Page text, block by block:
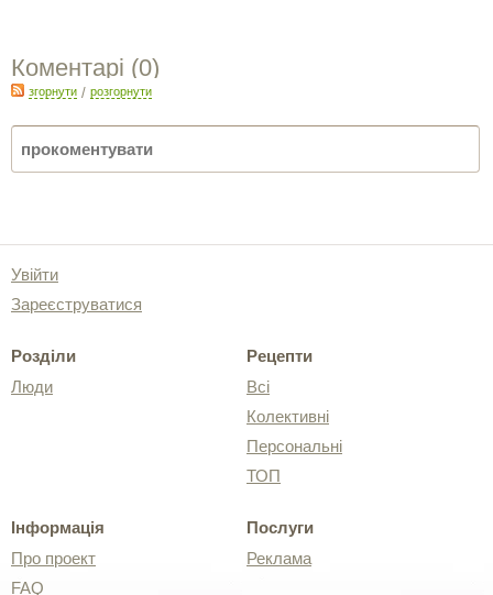
Коментарі (0)
згорнути / розгорнути
Увійти
Зареєструватися
Розділи
Люди
Рецепти
Всі
Колективні
Персональні
ТОП
Інформація
Про проект
FAQ
Послуги
Реклама